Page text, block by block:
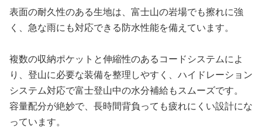
表面の耐久性のある生地は、富士山の岩場でも擦れに強
く、急な雨にも対応できる防水性能を備えています。
複数の収納ポケットと伸縮性のあるコードシステムによ
り、登山に必要な装備を整理しやすく、ハイドレーション
システム対応で富士登山中の水分補給もスムーズです。
容量配分が絶妙で、長時間背負っても疲れにくい設計にな
っています。